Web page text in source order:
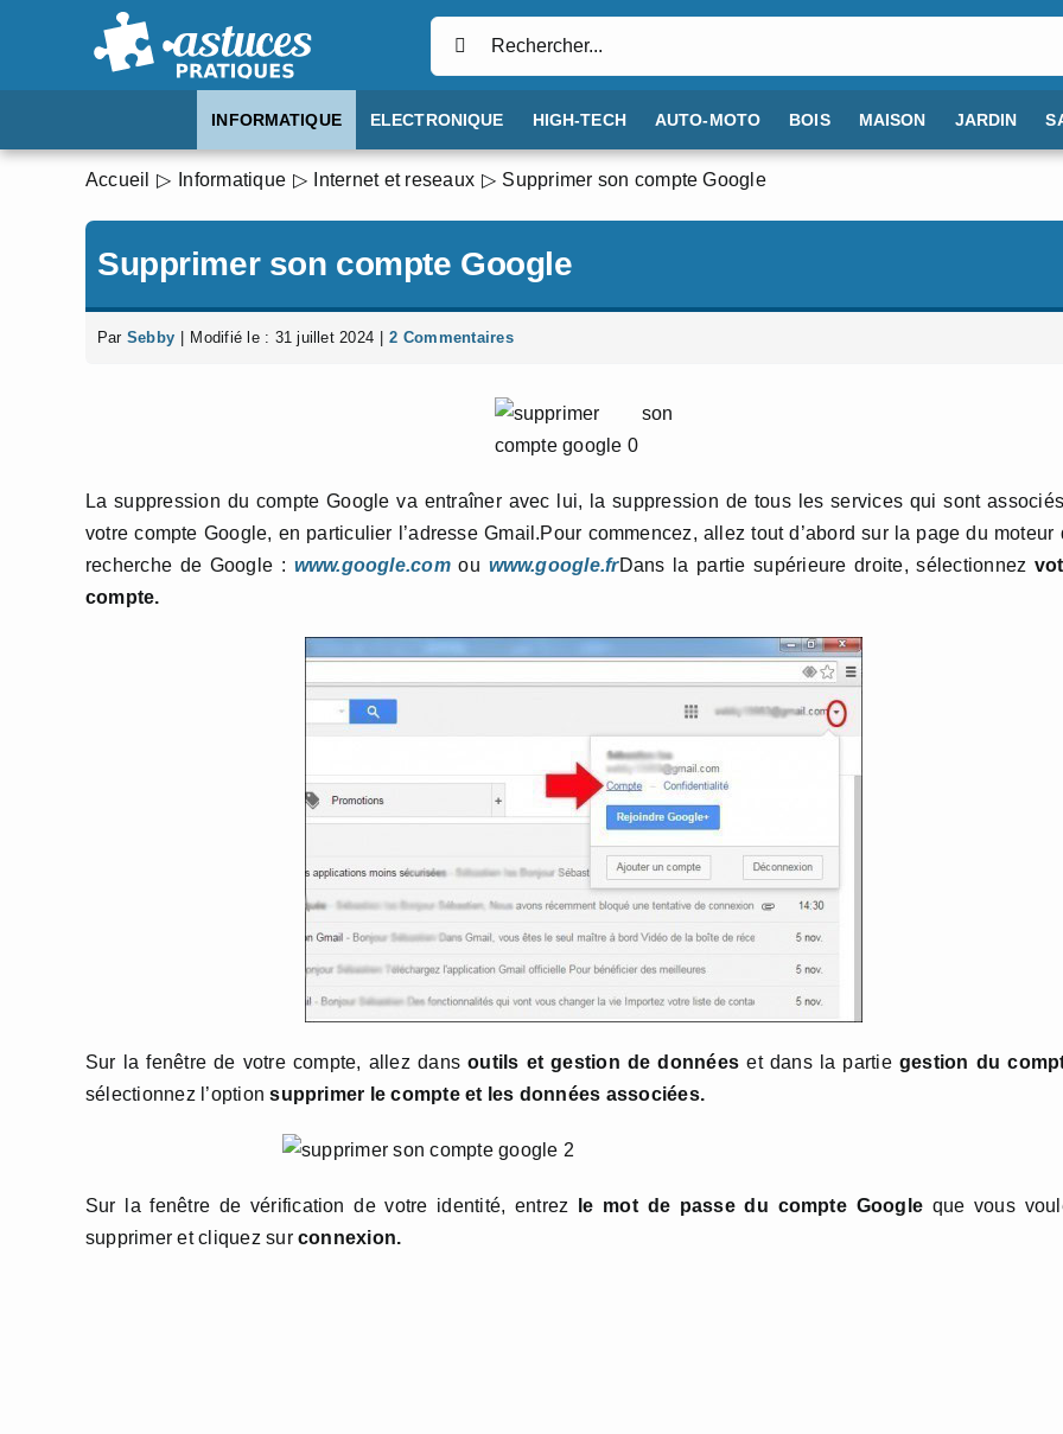
INFORMATIQUE ELECTRONIQUE HIGH-TECH AUTO-MOTO BOIS MAISON JARDIN
Accueil Informatique Internet et reseaux Supprimer son compte Google
Supprimer son compte Google
Par Sebby Modifié le : 31 juillet 2024 2 Commentaires
La suppression du compte Google va entraîner avec lui, la suppression de tous les services qui sont
votre compte Google, en particulier l’adresse Gmail.Pour commencez, allez tout d’abord sur la page du moteur
recherche de Google : www.google.comou www.google.frDans la partie supérieure droite, sélectionnez
compte.
Sur la fenêtre de votre compte, allez dansoutils et gestion de données et dans la partie gestion du
sélectionnez l’option supprimer le compte et les données associées.
Sur la fenêtre de vérification de votre identité, entrez le mot de passe du compte Google que vous
supprimer et cliquez surconnexion.